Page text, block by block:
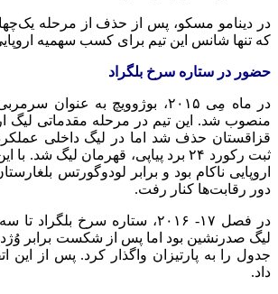
در دینامو مسکو، پس از حذف از مرحله
که تنها شانس این تیم برای کسب سهمیه
حضور در ستاره سرخ بلگراد
در ماه مِی ۲۰۱۵، بوژوویچ به
منصوب شد. این تیم در مرحله مقدماتی لیگ
قزاقستان حذف شد اما در لیگ داخلی
ثبت رکورد ۲۴ برد پیاپی، قهرمان لیگ
اروپایی ناکام بود و برابر لودوگورتس
دور رقابت‌ها کنار رفت.
در فصل ۱۷- ۲۰۱۶، ستاره سرخ
جدول را به پارتیزان واگذار کرد. پس از این
داد.